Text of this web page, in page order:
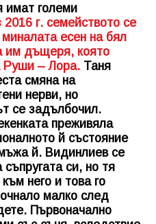
имат големи
2016 г. семейството се
есен на бял
им дъщеря, която
Руши – Лора. Таня
смяна на
нерви, но
се задълбочил.
преживяла
й състояние
й. Видинлиев се
си, но тя
него и това го
малко след
Първоначално